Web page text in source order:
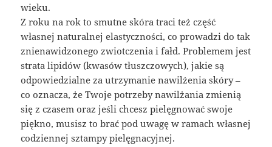
wieku.
Z roku na rok to smutne skóra traci też część
własnej naturalnej elastyczności, co prowadzi do tak
znienawidzonego zwiotczenia i fałd. Problemem jest
strata lipidów (kwasów tłuszczowych), jakie są
odpowiedzialne za utrzymanie nawilżenia skóry –
co oznacza, że Twoje potrzeby nawilżania zmienią
się z czasem oraz jeśli chcesz pielęgnować swoje
piękno, musisz to brać pod uwagę w ramach własnej
codziennej sztampy pielęgnacyjnej.